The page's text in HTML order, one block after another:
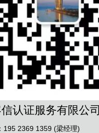
认证服务有限公司
195 2369 1359 (梁经理)